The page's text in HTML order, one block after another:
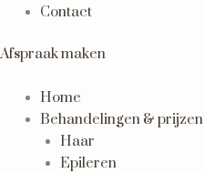
Contact
Afspraak maken
Home
Behandelingen & prijzen
Haar
Epileren